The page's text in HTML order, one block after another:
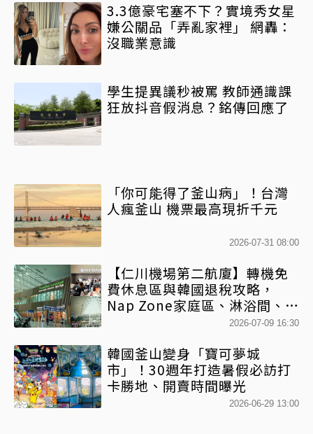
3.3億豪宅塞不下？實境秀女星
嫌公關品「弄亂家裡」 網轟：
沒職業意識
學生提異議秒被罵 教師通識課
狂放抖音假消息？銘傳回應了
「你可能得了釜山病」！台灣
人瘋釜山 機票最高現折千元
2026-07-31 08:00
【仁川機場第二航廈】轉機免
費休息區與韓國退稅攻略，
Nap Zone家庭區、淋浴間、美
2026-07-09 16:30
韓國釜山變身「寶可夢城
市」！30週年打造暑假必訪打
卡勝地、開賣時間曝光
2026-06-29 13:00